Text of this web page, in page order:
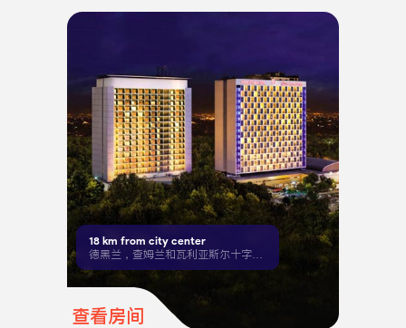
18km from city center
德黑兰，查姆兰和瓦利亚斯尔十字路口
查看房间